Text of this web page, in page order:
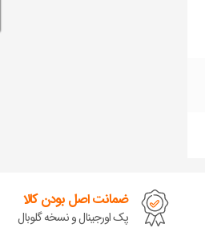
ضمانت اصل بودن کالا
پک اورجینال و نسخه گلوبال